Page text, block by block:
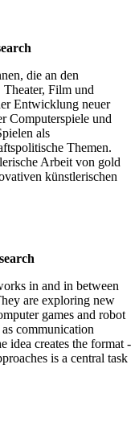
die an den
Film und
Entwicklung neuer
Computerspiele und
als
Themen.
Arbeit von gold
künstlerischen
in and in between
are exploring new
games and robot
communication
idea creates the format -
is a central task